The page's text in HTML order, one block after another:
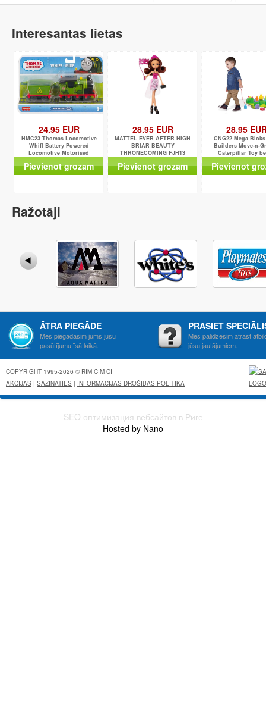
Interesantas lietas
24.95 EUR
HMC23 Thomas Locomotive
Whiff Battery Powered
Locomotive Motorised
Locomotive with Freight
MATTEL
Pievienot grozam
28.95 EUR
MATTEL EVER AFTER HIGH
BRIAR BEAUTY
THRONECOMING FJH13
Pievienot grozam
28.95
CNG22 Mega
Builders Move-n-
Caterpillar Toy
konstruktors
Pievienot
Ražotāji
ĀTRA PIEGĀDE
Mēs piegādāsim jums jūsu
pasūtījumu īsā laikā.
PRASIET
Mēs palidzēsim atrast
jūsu jautājumiem.
COPYRIGHT 1995-2026 © RIM CIM CI
AKCIJAS | SAZINĀTIES | INFORMĀCIJAS DROŠIBAS POLITIKA
SEO оптимизация вебсайтов в Риге
Hosted by Nano